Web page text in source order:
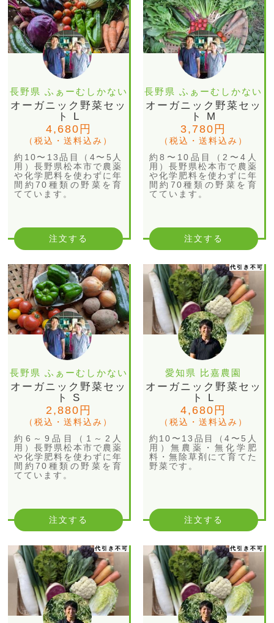
長野県 ふぁーむしかない
オーガニック野菜セッ
ト L
4,680円
（税込・送料込み）
約10〜13品目（4〜5人
用）長野県松本市で農薬
や化学肥料を使わずに年
間約70種類の野菜を育
てています。
注文する
長野県 ふぁーむしかない
オーガニック野菜セッ
ト M
3,780円
（税込・送料込み）
約8〜10品目（2〜4人
用）長野県松本市で農薬
や化学肥料を使わずに年
間約70種類の野菜を育
てています。
注文する
長野県 ふぁーむしかない
オーガニック野菜セッ
ト S
2,880円
（税込・送料込み）
約6～9品目（1～2人
用）長野県松本市で農薬
や化学肥料を使わずに年
間約70種類の野菜を育
てています。
注文する
代引き不可
愛知県 比嘉農園
オーガニック野菜セッ
ト L
4,680円
（税込・送料込み）
約10〜13品目（4〜5人
用）無農薬・無化学肥
料・無除草剤にて育てた
野菜です。
注文する
代引き不可 代引き不可